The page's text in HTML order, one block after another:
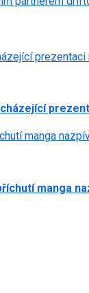
manga
manga